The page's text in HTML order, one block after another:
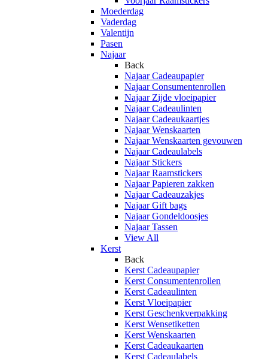
Moederdag
Vaderdag
Valentijn
Pasen
Najaar
Back
Najaar Cadeaupapier
Najaar Consumentenrollen
Najaar Zijde vloeipapier
Najaar Cadeaulinten
Najaar Cadeaukaartjes
Najaar Wenskaarten
Najaar Wenskaarten gevouwen
Najaar Cadeaulabels
Najaar Stickers
Najaar Raamstickers
Najaar Papieren zakken
Najaar Cadeauzakjes
Najaar Gift bags
Najaar Gondeldoosjes
Najaar Tassen
View All
Kerst
Back
Kerst Cadeaupapier
Kerst Consumentenrollen
Kerst Cadeaulinten
Kerst Vloeipapier
Kerst Geschenkverpakking
Kerst Wensetiketten
Kerst Wenskaarten
Kerst Cadeaukaarten
Kerst Cadeaulabels